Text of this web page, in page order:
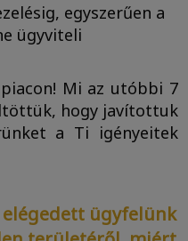
egyszerűen a
ügyviteli
Mi az utóbbi 7
hogy javítottuk
a Ti igényeitek
ügyfelünk